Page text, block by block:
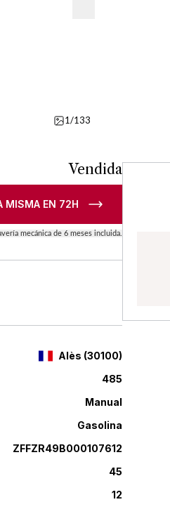
1/133
Vendida
MISMA EN 72H
mecánica de 6 meses incluida.
Alès (30100)
485
Manual
Gasolina
ZFFZR49B000107612
45
12